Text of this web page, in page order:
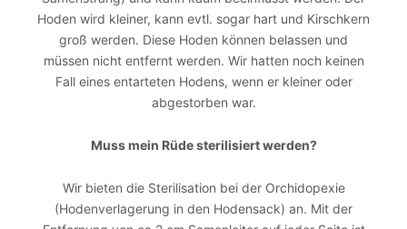
Hoden wird kleiner, kann evtl. sogar hart und Kirschkern
groß werden. Diese Hoden können belassen und
müssen nicht entfernt werden. Wir hatten noch keinen
Fall eines entarteten Hodens, wenn er kleiner oder
abgestorben war.
Muss mein Rüde sterilisiert werden?
Wir bieten die Sterilisation bei der Orchidopexie
(Hodenverlagerung in den Hodensack) an. Mit der